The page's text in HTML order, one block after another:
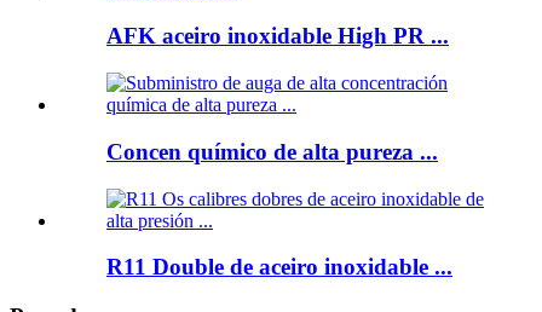
AFK aceiro inoxidable High PR ...
Concen químico de alta pureza ...
R11 Double de aceiro inoxidable ...